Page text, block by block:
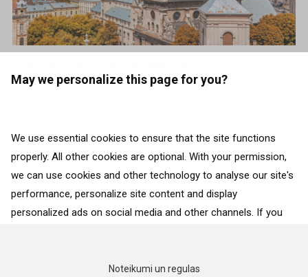
May we personalize this page for you?
We use essential cookies to ensure that the site functions
properly. All other cookies are optional. With your permission,
we can use cookies and other technology to analyse our site's
performance, personalize site content and display
personalized ads on social media and other channels. If you
interactions with the site, click on “Adjust selection”. To reject
skatuves t-krekliem un kleitām. Ir īstais brīdis
paraudzīties, kā pasaule gatavojas Lieldienām, ne...
Noteikumi un regulas